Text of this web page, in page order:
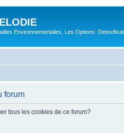
Environnementales, Les Options:
forum
tous les cookies de ce forum?